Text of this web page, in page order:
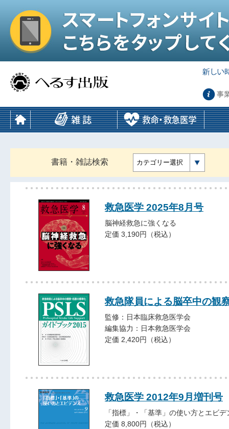
事
書籍・雑誌検索 カテゴリー選択
救急医学 2025年8月号
脳神経救急に強くなる
定価 3,190円（税込）
救急隊員による脳卒中の観
監修：日本臨床救急医学会
編集協力：日本救急医学会
定価 2,420円（税込）
救急医学 2012年9月増刊号
「指標」・「基準」の使い方とエビデ
定価 8,800円（税込）